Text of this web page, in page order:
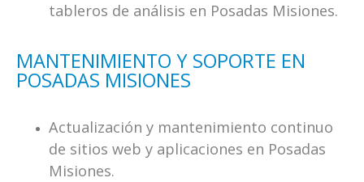
tableros de análisis en Posadas Misiones.
MANTENIMIENTO Y SOPORTE EN
POSADAS MISIONES
Actualización y mantenimiento continuo
de sitios web y aplicaciones en Posadas
Misiones.